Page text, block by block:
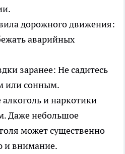
дорожного движения:
аварийных
заранее: Не садитесь
или сонным.
и наркотики
Даже небольшое
может существенно
и внимание.